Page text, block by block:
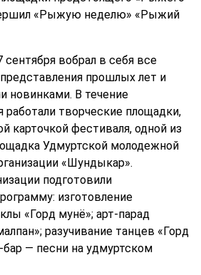
«Рыжую неделю» «Рыжий
вобрал в себя все
прошлых лет и
новинками. В течение
работали творческие площадки,
карточкой фестиваля, одной из
Удмуртской молодежной
«Шундыкар».
подготовили
изготовление
«Горд мунё»; арт-парад
разучивание танцев «Горд
бар — песни на удмуртском